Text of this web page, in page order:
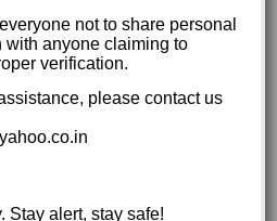
и азарта:
demo и
победы!
игр, где постоянно
развлечения,
not to share personal
with anyone claiming to
verification.
please contact us
Stay alert, stay safe!